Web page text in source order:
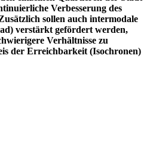
Verbesserung des
sollen auch intermodale
verstärkt gefördert werden,
Verhältnisse zu
der Erreichbarkeit (Isochronen)